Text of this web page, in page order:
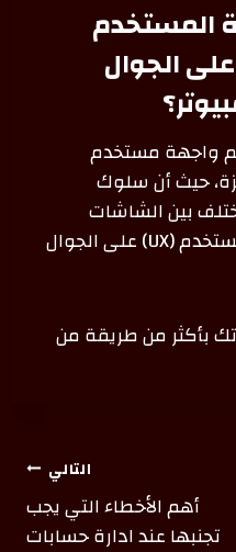
المستخدم
الجوال
واجهة مستخدم
حيث أن سلوك
بين الشاشات
الصغيرة والكبيرة. تجربة المستخدم (UX) على الجوال
بأكثر من طريقة من
التالي
أهم الأخطاء التي يجب
تجنبها عند ادارة حسابات